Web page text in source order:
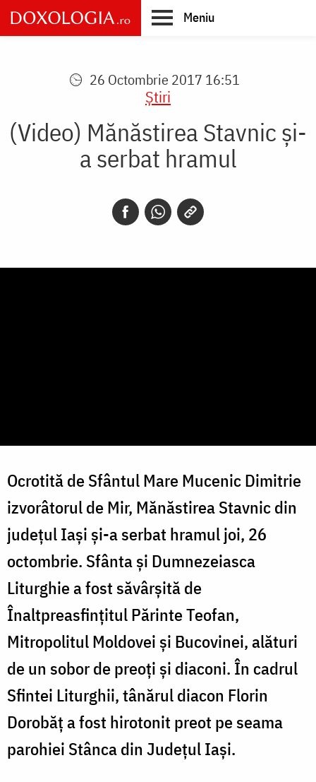
Skip
to
main
Meniu
26 Octombrie 2017 16:51
Știri
(Video) Mănăstirea Stavnic și-
a serbat hramul
Ocrotită de Sfântul Mare Mucenic Dimitrie
izvorâtorul de Mir, Mănăstirea Stavnic din
județul Iași și-a serbat hramul joi, 26
octombrie. Sfânta și Dumnezeiasca
Liturghie a fost săvârșită de
Înaltpreasfințitul Părinte Teofan,
Mitropolitul Moldovei și Bucovinei, alături
de un sobor de preoți și diaconi. În cadrul
Sfintei Liturghii, tânărul diacon Florin
Dorobăț a fost hirotonit preot pe seama
parohiei Stânca din Județul Iași.